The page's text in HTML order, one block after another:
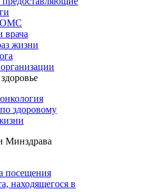
ОМС
врача
жизни
здоровому
Минздрава
посещения
находящегося в